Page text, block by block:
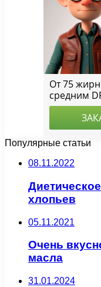
Популярные статьи
08.11.2022
хлопьев
05.11.2021
Очень
масла
31.01.2024